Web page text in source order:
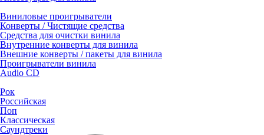
Виниловые проигрыватели
Конверты / Чистящие средства
Средства для очистки винила
Внутренние конверты для винила
Внешние конверты / пакеты для винила
Проигрыватели винила
Audio CD
Рок
Российская
Поп
Классическая
Саундтреки